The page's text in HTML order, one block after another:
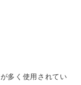
多く使用されてい